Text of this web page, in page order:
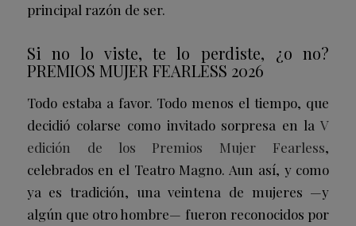
principal razón de ser.
Si no lo viste, te lo perdiste, ¿o no?
PREMIOS MUJER FEARLESS 2026
Todo estaba a favor. Todo menos el tiempo, que
decidió colarse como invitado sorpresa en laV
edición de los Premios Mujer Fearless,
celebrados en el Teatro Magno. Aun así, y como
ya es tradición, una veintena de mujeres —y
algún que otro hombre— fueron reconocidos por